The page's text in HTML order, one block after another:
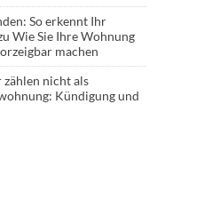
So erkennt Ihr
Wie Sie Ihre Wohnung
machen
nicht als
Kündigung und